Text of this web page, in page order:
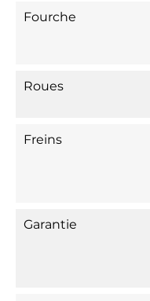
Fourche
Roues
Freins
Garantie